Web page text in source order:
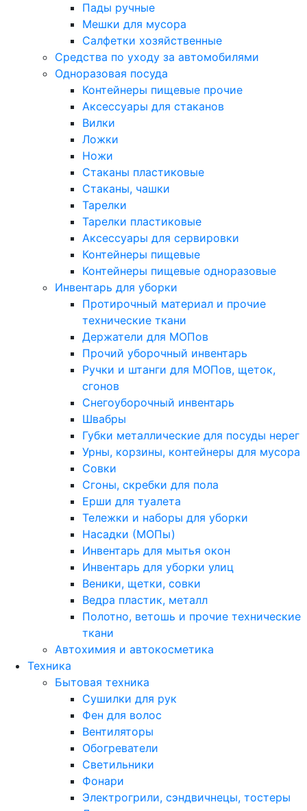
Пады ручные
Мешки для мусора
Салфетки хозяйственные
Средства по уходу за автомобилями
Одноразовая посуда
Контейнеры пищевые прочие
Аксессуары для стаканов
Вилки
Ложки
Ножи
Стаканы пластиковые
Стаканы, чашки
Тарелки
Тарелки пластиковые
Аксессуары для сервировки
Контейнеры пищевые
Контейнеры пищевые одноразовые
Инвентарь для уборки
Протирочный материал и прочие
технические ткани
Держатели для МОПов
Прочий уборочный инвентарь
Ручки и штанги для МОПов, щеток,
сгонов
Снегоуборочный инвентарь
Швабры
Губки металлические для посуды нерег
Урны, корзины, контейнеры для мусора
Совки
Сгоны, скребки для пола
Ерши для туалета
Тележки и наборы для уборки
Насадки (МОПы)
Инвентарь для мытья окон
Инвентарь для уборки улиц
Веники, щетки, совки
Ведра пластик, металл
Полотно, ветошь и прочие технические
ткани
Автохимия и автокосметика
Техника
Бытовая техника
Сушилки для рук
Фен для волос
Вентиляторы
Обогреватели
Светильники
Фонари
Электрогрили, сэндвичнецы, тостеры